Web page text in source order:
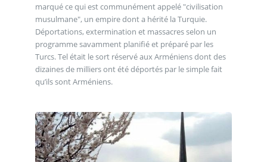
marqué ce qui est communément appelé "civilisation
musulmane", un empire dont a hérité la Turquie.
Déportations, extermination et massacres selon un
programme savamment planifié et préparé par les
Turcs. Tel était le sort réservé aux Arméniens dont des
dizaines de milliers ont été déportés par le simple fait
qu’ils sont Arméniens.